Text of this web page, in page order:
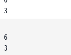
3
6
3